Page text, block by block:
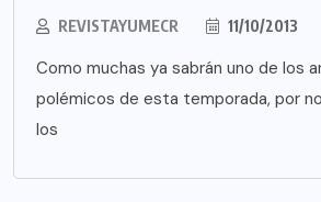
REVISTAYUMECR 11/10/2013
Como muchas ya sabrán uno de los
polémicos de esta temporada, por
los